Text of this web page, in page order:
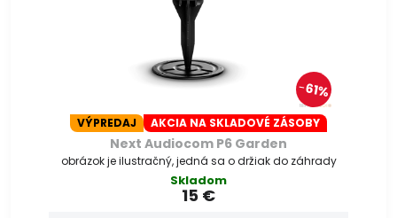
61%
VÝPREDAJ AKCIA NA SKLADOVÉ ZÁSOBY
Next Audiocom P6 Garden
obrázok je ilustračný, jedná sa o držiak do záhrady
Skladom
15 €